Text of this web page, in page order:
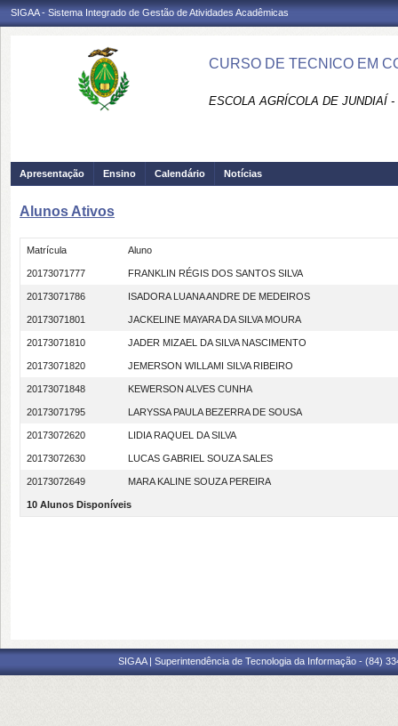
SIGAA - Sistema Integrado de Gestão de Atividades Acadêmicas
CURSO DE TECNICO EM
ESCOLA AGRÍCOLA DE JUNDIAÍ -
Apresentação Ensino Calendário Notícias
Alunos Ativos
Matrícula Aluno
20173071777 FRANKLIN RÉGIS DOS SANTOS SILVA
20173071786 ISADORA LUANA ANDRE DE MEDEIROS
20173071801 JACKELINE MAYARA DA SILVA MOURA
20173071810 JADER MIZAEL DA SILVA NASCIMENTO
20173071820 JEMERSON WILLAMI SILVA RIBEIRO
20173071848 KEWERSON ALVES CUNHA
20173071795 LARYSSA PAULA BEZERRA DE SOUSA
20173072620 LIDIA RAQUEL DA SILVA
20173072630 LUCAS GABRIEL SOUZA SALES
20173072649 MARA KALINE SOUZA PEREIRA
10 Alunos Disponíveis
SIGAA | Superintendência de Tecnologia da Informação - (84)